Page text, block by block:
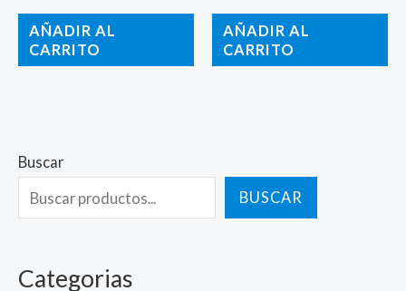
Buscar
BUSCAR
Categorias
AÑADIR AL
CARRITO
AÑADIR AL
CARRITO